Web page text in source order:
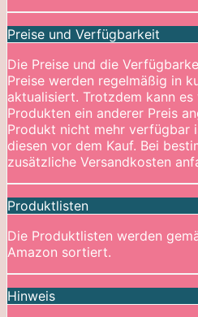
Preise und Verfügbarkeit
Die Preise und die
Preise werden regelmäßig in
aktualisiert. Trotzdem kann
Produkten ein anderer Preis
Produkt nicht mehr verfügbar
diesen vor dem Kauf. Bei
zusätzliche Versandkosten
Produktlisten
Die Produktlisten werden
Amazon sortiert.
Hinweis